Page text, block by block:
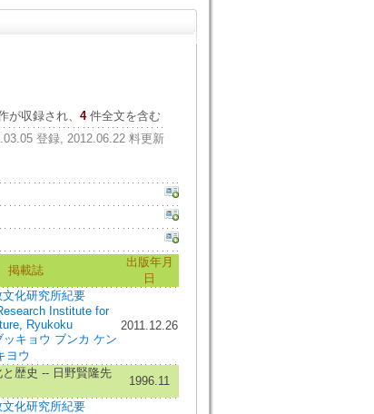
が収録され、 4件全文を含む
登録, 2012.06.22 料更新
掲載誌
出版年月
日
化研究所紀要
Institute for
Ryukoku
キョウ ブンカ ケン
ヨウ
2011.12.26
歴史 -- 日野賢隆先
1996.11
化研究所紀要